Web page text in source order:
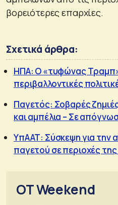
βορειότερες επαρχίες.
Σχετικά άρθρα:
ΗΠΑ: Ο «τυφώνας
περιβαλλοντικές
Παγετός: Σοβαρές
και αμπέλια – Σε
ΥπΑΑΤ: Σύσκεψη για την
παγετού σε περιοχές
OT Weekend